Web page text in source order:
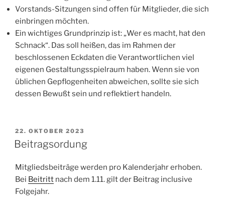
Vorstands-Sitzungen sind offen für Mitglieder, die sich
einbringen möchten.
Ein wichtiges Grundprinzip ist: „Wer es macht, hat den
Schnack“. Das soll heißen, das im Rahmen der
beschlossenen Eckdaten die Verantwortlichen viel
eigenen Gestaltungsspielraum haben. Wenn sie von
üblichen Gepflogenheiten abweichen, sollte sie sich
dessen Bewußt sein und reflektiert handeln.
VERÖFFENTLICHT
AM
22. OKTOBER 2023
Beitragsordung
Mitgliedsbeiträge werden pro Kalenderjahr erhoben.
Bei Beitritt nach dem 1.11. gilt der Beitrag inclusive
Folgejahr.